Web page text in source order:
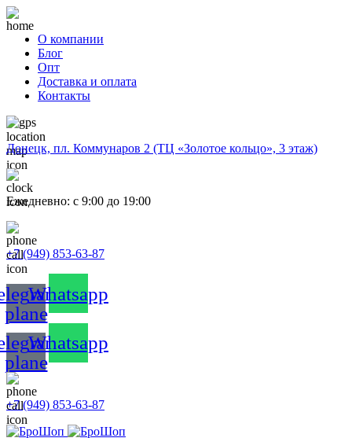
О компании
Блог
Опт
Доставка и оплата
Контакты
Донецк, пл. Коммунаров 2 (ТЦ «Золотое кольцо», 3 этаж)
Ежедневно: с 9:00 до 19:00
+7 (949) 853-63-87
plane
Whatsapp
plane
Whatsapp
+7 (949) 853-63-87